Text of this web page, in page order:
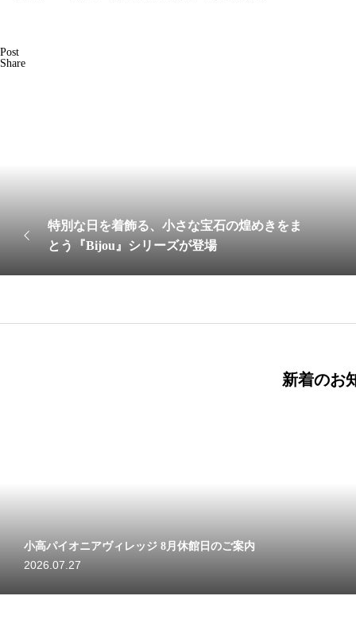
Post
Share
特別な日を着飾る、小さな宝石の煌めきをま
とう『Bijou』シリーズが登場
新着のお
小高パイオニアヴィレッジ 8月休館日のご案内
2026.07.27